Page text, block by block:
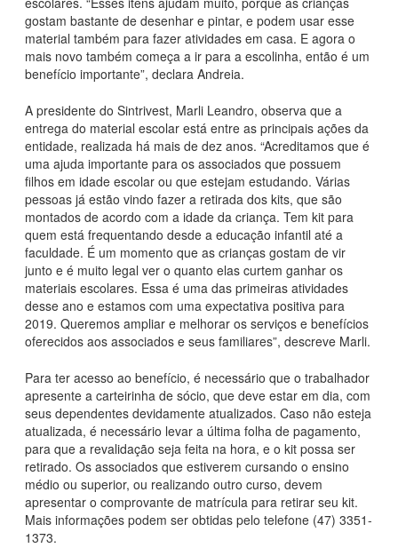
gostam bastante de desenhar e pintar, e podem usar esse
material também para fazer atividades em casa. E agora o
mais novo também começa a ir para a escolinha, então é um
benefício importante”, declara Andreia.
A presidente do Sintrivest, Marli Leandro, observa que a
entrega do material escolar está entre as principais ações da
entidade, realizada há mais de dez anos. “Acreditamos que é
uma ajuda importante para os associados que possuem
filhos em idade escolar ou que estejam estudando. Várias
pessoas já estão vindo fazer a retirada dos kits, que são
montados de acordo com a idade da criança. Tem kit para
quem está frequentando desde a educação infantil até a
faculdade. É um momento que as crianças gostam de vir
junto e é muito legal ver o quanto elas curtem ganhar os
materiais escolares. Essa é uma das primeiras atividades
desse ano e estamos com uma expectativa positiva para
2019. Queremos ampliar e melhorar os serviços e benefícios
oferecidos aos associados e seus familiares”, descreve Marli.
Para ter acesso ao benefício, é necessário que o trabalhador
apresente a carteirinha de sócio, que deve estar em dia, com
seus dependentes devidamente atualizados. Caso não esteja
atualizada, é necessário levar a última folha de pagamento,
para que a revalidação seja feita na hora, e o kit possa ser
retirado. Os associados que estiverem cursando o ensino
médio ou superior, ou realizando outro curso, devem
apresentar o comprovante de matrícula para retirar seu kit.
Mais informações podem ser obtidas pelo telefone (47) 3351-
1373.